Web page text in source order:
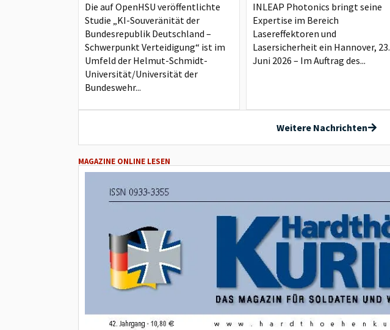
Die auf OpenHSU veröffentlichte
Studie „KI-Souveränität der
Bundesrepublik Deutschland –
Schwerpunkt Verteidigung“ ist im
Umfeld der Helmut-Schmidt-
Universität/Universität der
Bundeswehr...
INLEAP Photonics bringt seine
Expertise im Bereich
Lasereffektoren und
Lasersicherheit ein Hannover, 23.
Juni 2026 – Im Auftrag des...
Weitere Nachrichten
MAGAZINE ONLINE LESEN